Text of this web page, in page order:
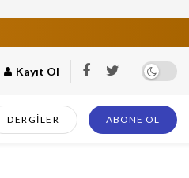
Kayıt Ol
DERGILER ABONE OL